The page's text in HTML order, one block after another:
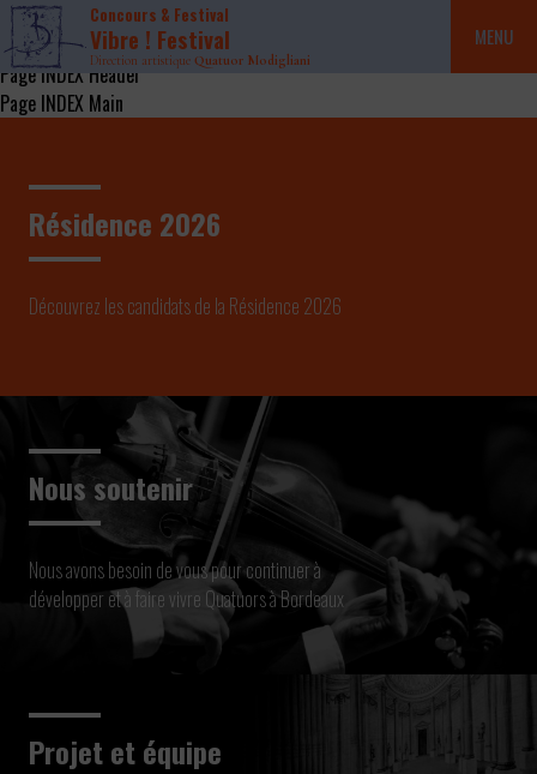
Concours & Festival
Vibre ! Festival
Direction artistique Quatuor Modigliani
MENU
Page INDEX Header
Page INDEX Main
Résidence 2026
Découvrez les candidats de la Résidence 2026
Nous soutenir
Nous avons besoin de vous pour continuer à
développer et à faire vivre Quatuors à Bordeaux
Projet et équipe